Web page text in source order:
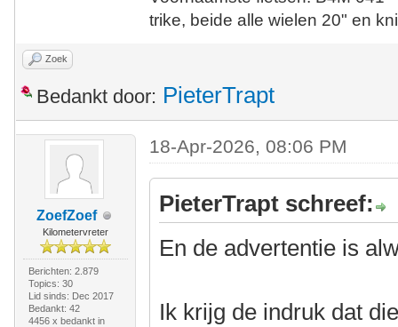
trike, beide alle wielen 20" en
Zoek
Bedankt door: PieterTrapt
ZoefZoef
Kilometervreter
Berichten: 2.879
Topics: 30
Lid sinds: Dec 2017
Bedankt: 42
4456 x bedankt in
18-Apr-2026, 08:06 PM
PieterTrapt schreef:
En de advertentie is
Ik krijg de indruk dat